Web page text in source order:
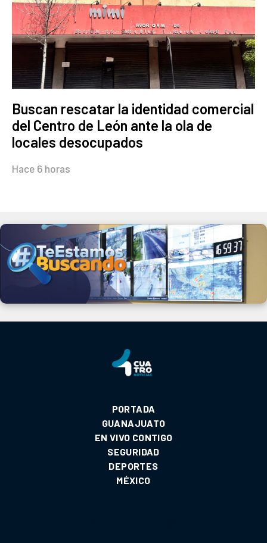
Buscan rescatar la identidad comercial
del Centro de León ante la ola de
locales desocupados
Hace 6 horas
PORTADA
GUANAJUATO
EN VIVO CONTIGO
SEGURIDAD
DEPORTES
MÉXICO